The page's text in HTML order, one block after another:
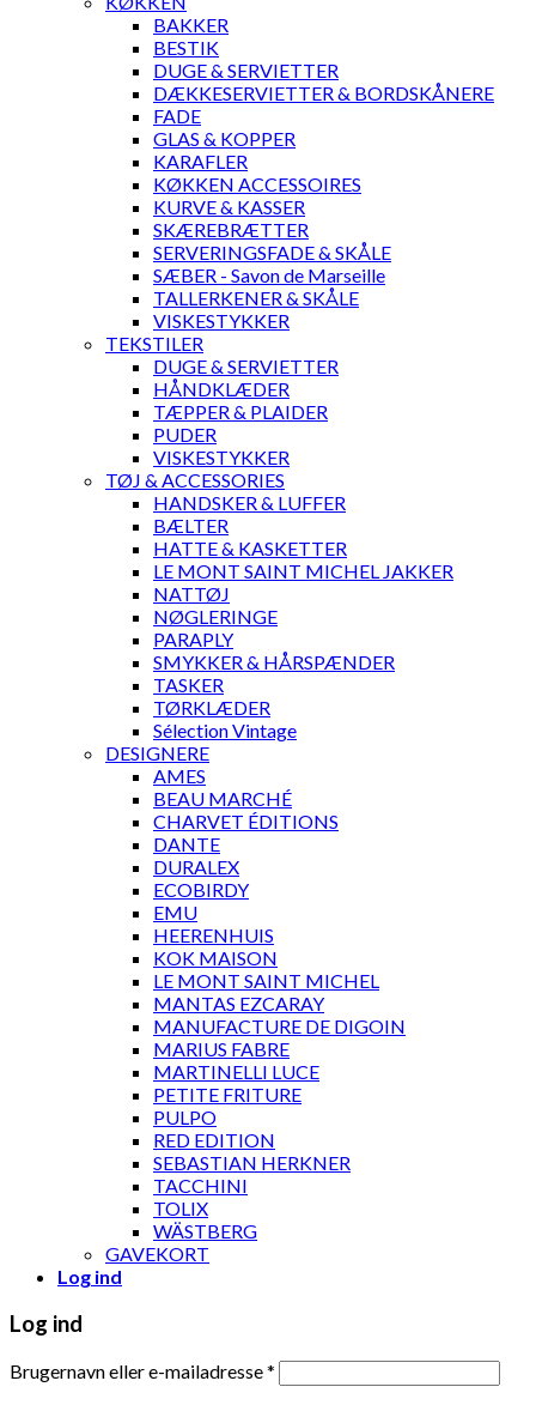
BAKKER
BESTIK
DUGE & SERVIETTER
DÆKKESERVIETTER & BORDSKÅNERE
FADE
GLAS & KOPPER
KARAFLER
KØKKEN ACCESSOIRES
KURVE & KASSER
SKÆREBRÆTTER
SERVERINGSFADE & SKÅLE
SÆBER - Savon de Marseille
TALLERKENER & SKÅLE
VISKESTYKKER
TEKSTILER
DUGE & SERVIETTER
HÅNDKLÆDER
TÆPPER & PLAIDER
PUDER
VISKESTYKKER
TØJ & ACCESSORIES
HANDSKER & LUFFER
BÆLTER
HATTE & KASKETTER
LE MONT SAINT MICHEL JAKKER
NATTØJ
NØGLERINGE
PARAPLY
SMYKKER & HÅRSPÆNDER
TASKER
TØRKLÆDER
Sélection Vintage
DESIGNERE
AMES
BEAU MARCHÉ
CHARVET ÉDITIONS
DANTE
DURALEX
ECOBIRDY
EMU
HEERENHUIS
KOK MAISON
LE MONT SAINT MICHEL
MANTAS EZCARAY
MANUFACTURE DE DIGOIN
MARIUS FABRE
MARTINELLI LUCE
PETITE FRITURE
PULPO
RED EDITION
SEBASTIAN HERKNER
TACCHINI
TOLIX
WÄSTBERG
GAVEKORT
Log ind
Log ind
Brugernavn eller e-mailadresse*